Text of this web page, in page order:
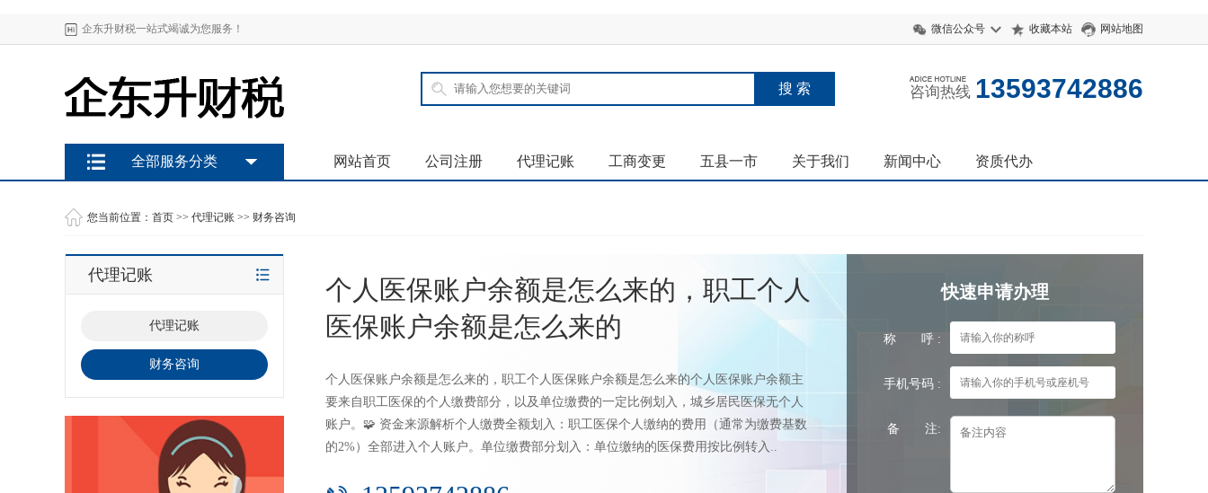
企东升财税一站式竭诚为您服务！ 微信公众号 收藏本站 网站地图
咨询热线 13593742886
网站首页 公司注册 代理记账 工商变更 五县一市 关于我们 新闻中心 资质代办
全部服务分类
您当前位置： 首页 >> 代理记账 >> 财务咨询
代理记账
代理记账
财务咨询
个人医保账户余额是怎么来的，职工个人
医保账户余额是怎么来的
个人医保账户余额是怎么来的，职工个人医保账户余额是怎么来的个人医保账户余额主
要来自职工医保的个人缴费部分，以及单位缴费的一定比例划入，城乡居民医保无个人
账户。🧩 资金来源解析个人缴费全额划入：职工医保个人缴纳的费用（通常为缴费基数
的2%）全部进入个人账户。单位缴费部分划入：单位缴纳的医保费用按比例转入..
快速申请办理
称 呼 :
手机号码 :
备 注: